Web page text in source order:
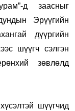
д заасныг
Эрүүгийн
дүүргийн
шүүгч сэлгэн
зөвлөлд
шүүгчид